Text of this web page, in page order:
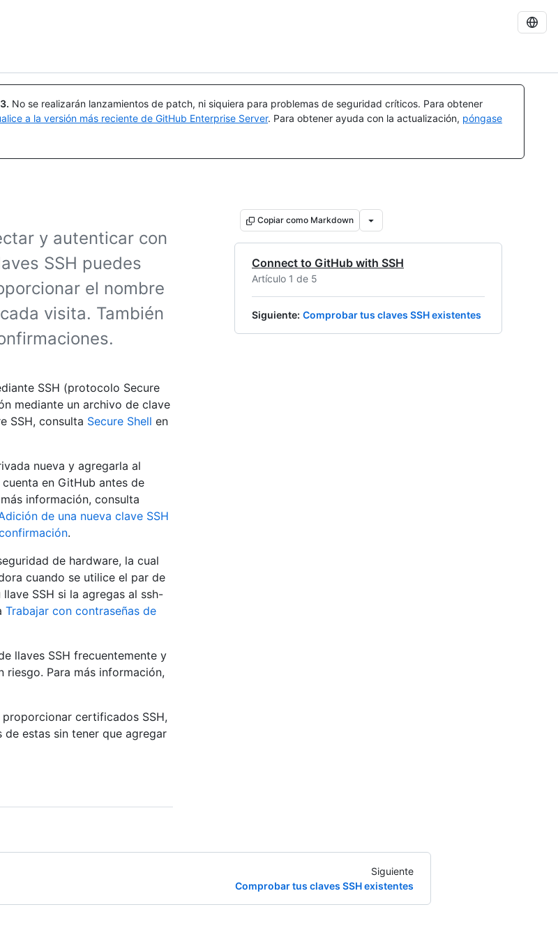
. No se realizarán lanzamientos de patch, ni siquiera para problemas de seguridad críticos. Para obtener
a la versión más reciente de GitHub Enterprise Server. Para obtener ayuda con la actualización, póngase
y autenticar con
SSH puedes
el nombre
visita. También
Copiar como Markdown
Connect to GitHub with SSH
Artículo 1 de 5
Siguiente: Comprobar tus claves SSH existentes
SSH (protocolo Secure
mediante un archivo de clave
SSH, consulta Secure Shell en
nueva y agregarla al
en GitHub antes de
información, consulta
de una nueva clave SSH
.
de hardware, la cual
cuando se utilice el par de
SSH si la agregas al ssh-
Trabajar con contraseñas de
llaves SSH frecuentemente y
riesgo. Para más información,
certificados SSH,
estas sin tener que agregar
Siguiente
Comprobar tus claves SSH existentes